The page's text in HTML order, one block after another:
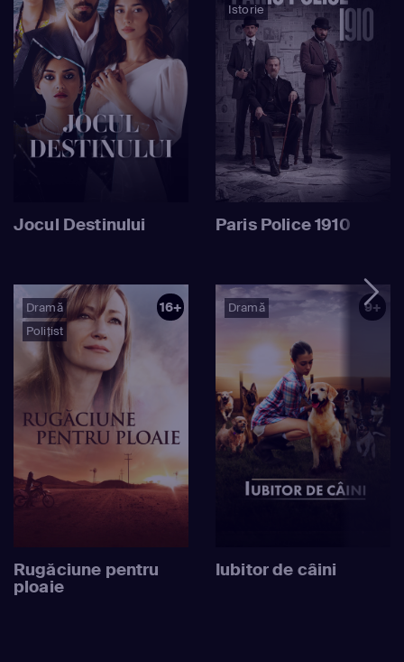
Jocul Destinului
Istorie
Paris Police 1910
Dramă
Polițist
16+
Rugăciune pentru
ploaie
Dramă 9+
Iubitor de câini